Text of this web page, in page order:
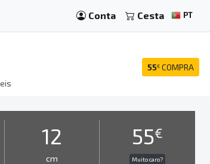
Conta Cesta PT
55€ COMPRA
12
cm
55€
Muito caro?